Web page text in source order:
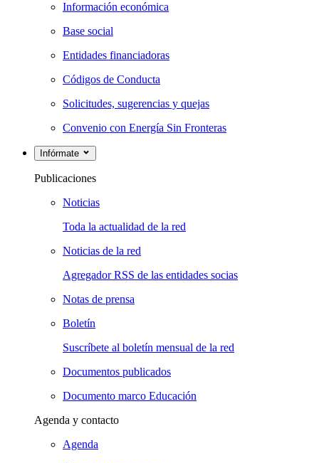
Información económica
Base social
Entidades financiadoras
Códigos de Conducta
Solicitudes, sugerencias y quejas
Convenio con Energía Sin Fronteras
Infórmate
Publicaciones
Noticias
Toda la actualidad de la red
Noticias de la red
Agregador RSS de las entidades socias
Notas de prensa
Boletín
Suscríbete al boletín mensual de la red
Documentos publicados
Documento marco Educación
Agenda y contacto
Agenda